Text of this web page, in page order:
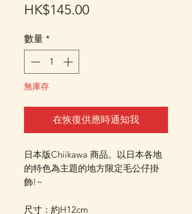
HK$145.00價
數量 *
無庫存
在恢復供應時通知我
日本版Chiikawa 商品。以日本各地
的特色為主題的地方限定毛公仔掛
飾!~
尺寸：約H12cm